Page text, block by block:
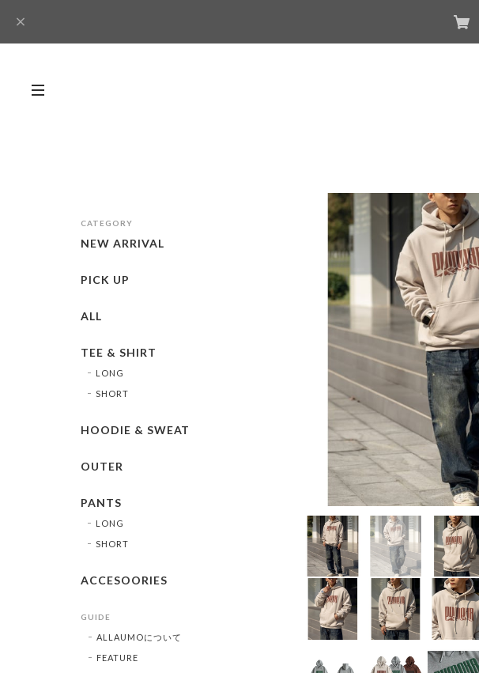
CATEGORY
NEW ARRIVAL
PICK UP
ALL
TEE & SHIRT
LONG
SHORT
HOODIE & SWEAT
OUTER
PANTS
LONG
SHORT
ACCESOORIES
GUIDE
ALLAUMOについて
FEATURE